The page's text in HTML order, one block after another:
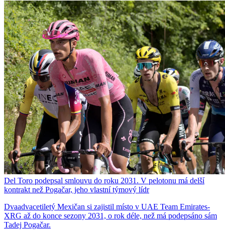
Del Toro podepsal smlouvu do roku 2031. V pelotonu má delší
kontrakt než Pogačar, jeho vlastní týmový lídr
Dvaadvacetiletý Mexičan si zajistil místo v UAE Team Emirates-
XRG až do konce sezony 2031, o rok déle, než má podepsáno sám
Tadej Pogačar.